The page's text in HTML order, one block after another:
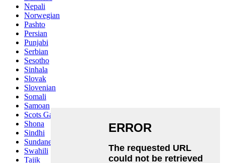
Nepali
Norwegian
Pashto
Persian
Punjabi
Serbian
Sesotho
Sinhala
Slovak
Slovenian
Somali
Samoan
Scots Gaelic
Shona
Sindhi
Sundanese
Swahili
Tajik